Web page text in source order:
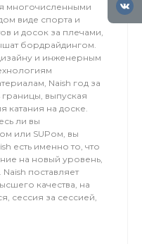
многочисленными
виде спорта и
и досок за плечами,
бордрайдингом.
и инженерным
Naish год за
выпуская
катания на доске.
ли вы
или SUPом, вы
есть именно то, что
на новый уровень,
поставляет
качества, на
сессия за сессией,